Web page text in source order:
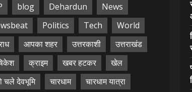
blog Dehardun
News
Politics Tech
World
आपका शहर उत्तरकाशी
उत्तराखंड
क्राइम खबर हटकर
खेल
चले देवभूमि
चारधाम
चारधाम यात्रा